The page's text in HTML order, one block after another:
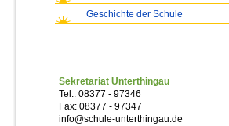
Geschichte der Schule
Sekretariat Unterthingau
Tel.: 08377 - 97346
Fax: 08377 - 97347
info@schule-unterthingau.de